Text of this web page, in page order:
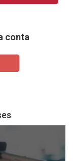
conta